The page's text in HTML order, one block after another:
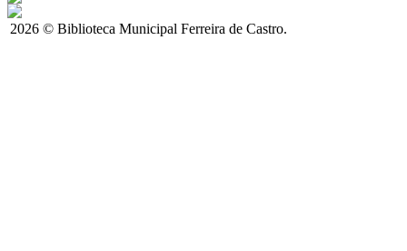
2026 © Biblioteca Municipal Ferreira de Castro.